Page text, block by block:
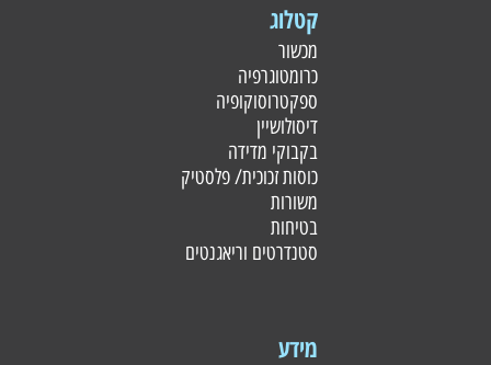
קטלוג
מכשור
כרומטוגרפיה
ספקטרוסוקופיה
דיסולושיין
בקבוקי מדידה
כוסות זכוכית/ פלסטיק
משורות
בטיחות
סטנדרטים וריאגנטים
מידע